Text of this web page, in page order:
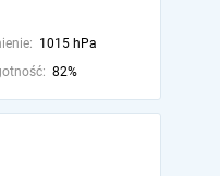
1015 hPa
82%